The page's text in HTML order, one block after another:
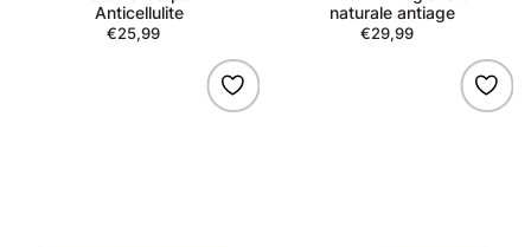
Anticellulite
Regular
€25,99
naturale antiage
Regular
€29,99